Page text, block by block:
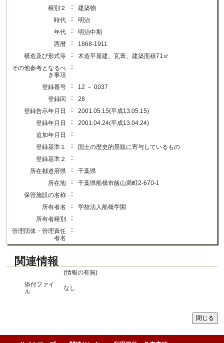
種別２
：
建築物
時代
：
明治
年代
：
明治中期
西暦
：
1868-1911
構造及び形式等
：
木造平屋建、瓦葺、建築面積71㎡
その他参考となるべ
き事項
：
登録番号 ：
12 － 0037
登録回
：
28
登録告示年月日
：
2001.05.15(平成13.05.15)
登録年月日
：
2001.04.24(平成13.04.24)
追加年月日
：
登録基準１ ：
国土の歴史的景観に寄与しているもの
登録基準２
：
所在都道府県 ：
千葉県
所在地
：
千葉県船橋市飯山満町2-670-1
保管施設の名称
：
所有者名 ：
学校法人船橋学園
所有者種別
：
管理団体・管理責任
者名
：
関連情報
(情報の有無)
添付ファイ
ル
なし